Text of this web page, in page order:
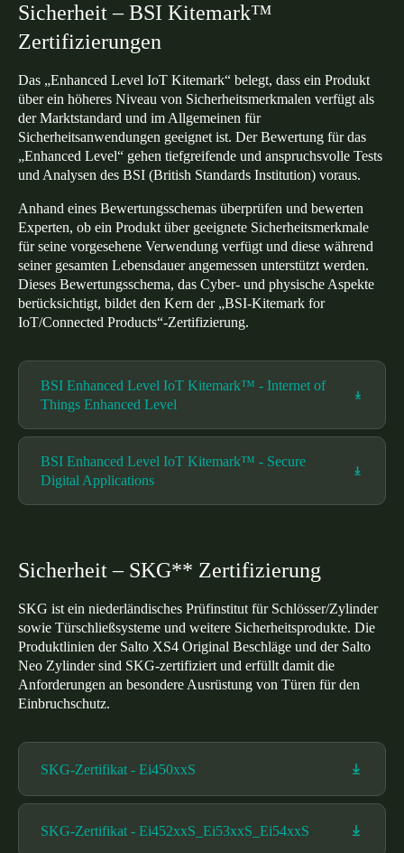
Sicherheit – BSI Kitemark™
Zertifizierungen
Das „Enhanced Level IoT Kitemark“ belegt, dass ein Produkt
über ein höheres Niveau von Sicherheitsmerkmalen verfügt als
der Marktstandard und im Allgemeinen für
Sicherheitsanwendungen geeignet ist. Der Bewertung für das
„Enhanced Level“ gehen tiefgreifende und anspruchsvolle Tests
und Analysen des BSI (British Standards Institution) voraus.
Anhand eines Bewertungsschemas überprüfen und bewerten
Experten, ob ein Produkt über geeignete Sicherheitsmerkmale
für seine vorgesehene Verwendung verfügt und diese während
seiner gesamten Lebensdauer angemessen unterstützt werden.
Dieses Bewertungsschema, das Cyber- und physische Aspekte
berücksichtigt, bildet den Kern der „BSI-Kitemark for
IoT/Connected Products“-Zertifizierung.
BSI Enhanced Level IoT Kitemark™ - Internet of
Things Enhanced Level
BSI Enhanced Level IoT Kitemark™ - Secure
Digital Applications
Sicherheit – SKG** Zertifizierung
SKG ist ein niederländisches Prüfinstitut für Schlösser/Zylinder
sowie Türschließsysteme und weitere Sicherheitsprodukte. Die
Produktlinien der Salto XS4 Original Beschläge und der Salto
Neo Zylinder sind SKG-zertifiziert und erfüllt damit die
Anforderungen an besondere Ausrüstung von Türen für den
Einbruchschutz.
SKG-Zertifikat - Ei450xxS
SKG-Zertifikat - Ei452xxS_Ei53xxS_Ei54xxS